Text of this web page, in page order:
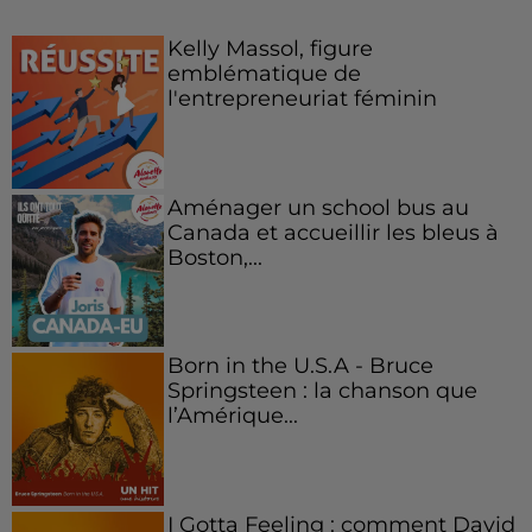
Kelly Massol, figure
emblématique de
l'entrepreneuriat féminin
Aménager un school bus au
Canada et accueillir les bleus à
Boston,...
Born in the U.S.A - Bruce
Springsteen : la chanson que
l’Amérique...
I Gotta Feeling : comment David